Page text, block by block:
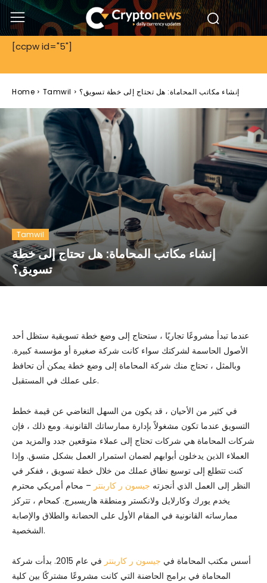
[ccpw id="5"]
Home Tamwil إنشاء مكاتب المحاماة: هل تحتاج إلى خطة تسويق؟
Tamwil
إنشاء مكاتب المحاماة: هل تحتاج إلى خطة
تسويق؟
عندما تبدأ مشروعًا تجاريًا ، ستحتاج إلى وضع خطة تسويقية ستظل أحد
الأصول الحاسمة لشركتك سواء كانت شركة صغيرة أو مؤسسة كبيرة.
وبالمثل ، تحتاج منك شركة المحاماة إلى وضع خطة يمكن أن تحافظ
على عملك في المستقبل.
في كثير من الأحيان ، قد يكون من السهل التغاضي عن قيمة خطط
التسويق عندما تكون مشغولاً بإدارة ممارساتك القانونية. ومع ذلك ، فإن
شركات المحاماة هي شركات تحتاج إلى عملاء متوقعين جدد والمزيد من
العملاء الذين يدخلون أبوابهم لضمان استمرار العمل بشكل متسق. وإذا
كنت تتطلع إلى توسيع نطاق عملك من خلال خطة تسويق ، ففكر في
النظر إلى العمل الذي أنجزته جيسون ر كاربنتر – محام أمريكي محترم
يخدم يورك وكارلايل ولانكستر ومنطقة هاريسبرج. كمحام ، تتركز
ممارساته القانونية في المقام الأول على الحضانة والطلاق والإصابة
الشخصية.
أسس مكتب المحاماة في جيسون ر كاربنتر
في عام 2015. بدأت شركة
المحاماة في برامج الحاضنة التي كانت مشروعًا مشتركًا بين كلية